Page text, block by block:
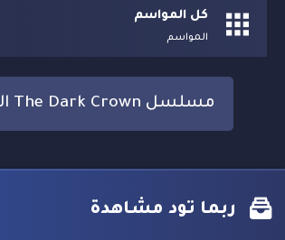
كل المواسم
المواسم
مسلسل The Dark Crown الموسم الاول مترجم
ربما تود مشاهدة